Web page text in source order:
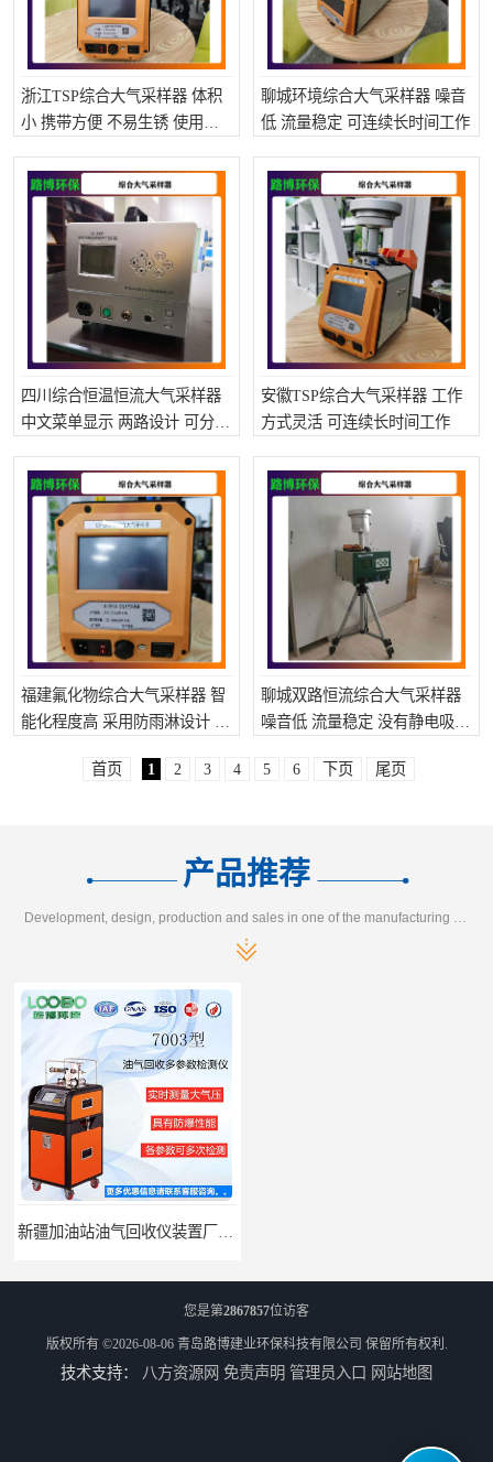
浙江TSP综合大气采样器 体积
小 携带方便 不易生锈 使用寿
聊城环境综合大气采样器 噪音
低 流量稳定 可连续长时间工作
四川综合恒温恒流大气采样器
中文菜单显示 两路设计 可分别
安徽TSP综合大气采样器 工作
方式灵活 可连续长时间工作
福建氟化物综合大气采样器 智
能化程度高 采用防雨淋设计 可
聊城双路恒流综合大气采样器
噪音低 流量稳定 没有静电吸附
首页
1 2 3 4 5 6 下页 尾页
产品推荐
Development, design, production and sales in one of the manufacturing enterprises
您是第2867857位访客
版权所有 ©2026-08-06 青岛路博建业环保科技有限公司 保留所有权利.
技术支持： 八方资源网 免责声明 管理员入口 网站地图